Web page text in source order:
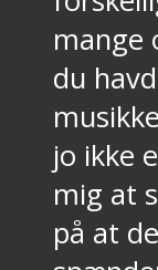
mange
du
jo ikke
mig at
på at